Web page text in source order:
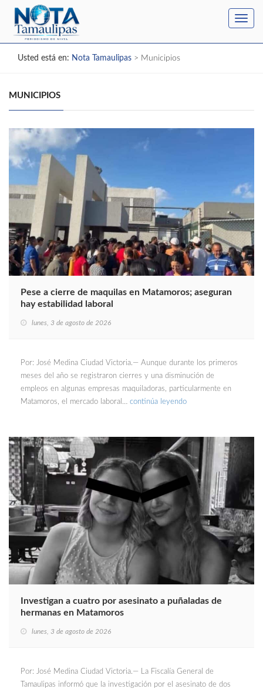
Usted está en: Nota Tamaulipas > Municipios
MUNICIPIOS
Pese a cierre de maquilas en Matamoros; aseguran
hay estabilidad laboral
lunes, 3 de agosto de 2026
Por: José Medina Ciudad Victoria.— Aunque durante los primeros
meses del año se registraron cierres y una disminución de
empleos en algunas empresas maquiladoras, particularmente en
Matamoros, el mercado laboral… continúa leyendo
Investigan a cuatro por asesinato a puñaladas de
hermanas en Matamoros
lunes, 3 de agosto de 2026
Por: José Medina Ciudad Victoria.— La Fiscalía General de
Tamaulipas informó que la investigación por el asesinato de dos